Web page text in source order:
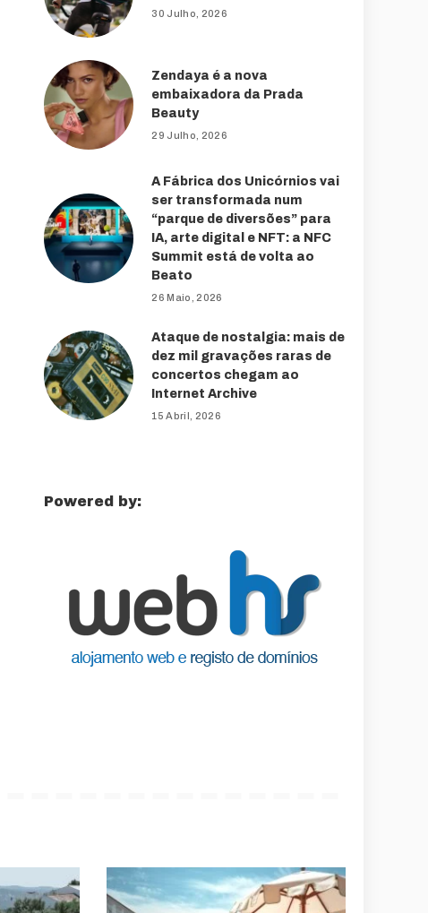
30 Julho, 2026
Zendaya é a nova
embaixadora da Prada
Beauty
29 Julho, 2026
A Fábrica dos Unicórnios vai
ser transformada num
“parque de diversões” para
IA, arte digital e NFT: a NFC
Summit está de volta ao
Beato
26 Maio, 2026
Ataque de nostalgia: mais de
dez mil gravações raras de
concertos chegam ao
Internet Archive
15 Abril, 2026
Powered by: